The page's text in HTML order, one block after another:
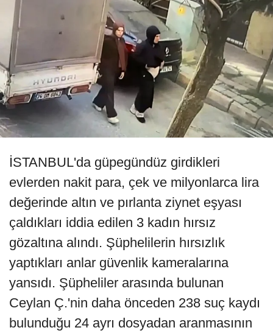
İSTANBUL'da güpegündüz girdikleri
evlerden nakit para, çek ve milyonlarca lira
değerinde altın ve pırlanta ziynet eşyası
çaldıkları iddia edilen 3 kadın hırsız
gözaltına alındı. Şüphelilerin hırsızlık
yaptıkları anlar güvenlik kameralarına
yansıdı. Şüpheliler arasında bulunan
Ceylan Ç.'nin daha önceden 238 suç kaydı
bulunduğu 24 ayrı dosyadan aranmasının